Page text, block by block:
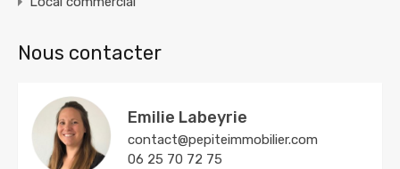
Nous contacter
Emilie Labeyrie
contact@pepiteimmobilier.com
06 25 70 72 75